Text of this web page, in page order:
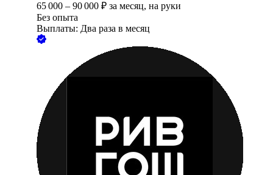
65 000 – 90 000 ₽ за месяц, на руки
Без опыта
Выплаты: Два раза в месяц